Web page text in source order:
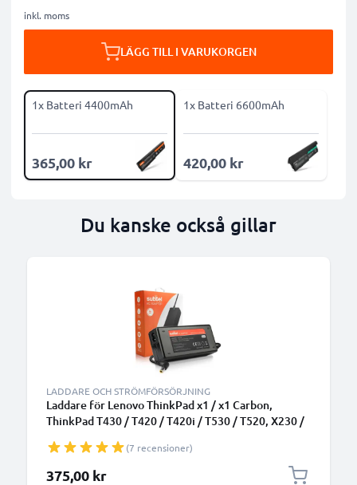
inkl. moms
LÄGG TILL I VARUKORGEN
1x Batteri 4400mAh
365,00 kr
1x Batteri 6600mAh
420,00 kr
Du kanske också gillar
LADDARE OCH STRÖMFÖRSÖRJNING
Laddare för Lenovo ThinkPad x1 / x1 Carbon,
ThinkPad T430 / T420 / T420i / T530 / T520, X230 /
hög kapacitet - 2.6m lång 7.9mm x 5.5mm + pin
laddsladd + nätadapter 40Y7659 för notebook
(7 recensioner)
375,00 kr